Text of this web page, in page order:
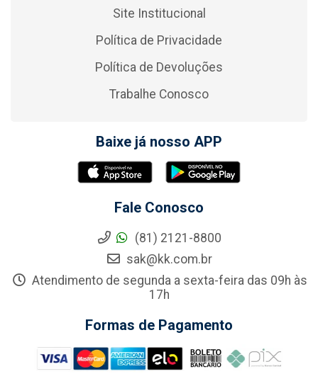
Site Institucional
Política de Privacidade
Política de Devoluções
Trabalhe Conosco
Baixe já nosso APP
Fale Conosco
(81) 2121-8800
sak@kk.com.br
Atendimento de segunda a sexta-feira das 09h às
17h
Formas de Pagamento